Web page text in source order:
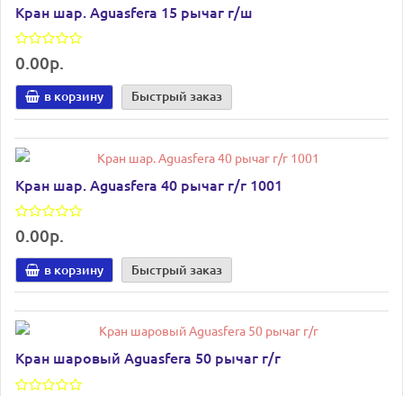
Кран шар. Aguasfera 15 рычаг г/ш
0.00р.
в корзину Быстрый заказ
Кран шар. Aguasfera 40 рычаг г/г 1001
0.00р.
в корзину Быстрый заказ
Кран шаровый Aguasfera 50 рычаг г/г